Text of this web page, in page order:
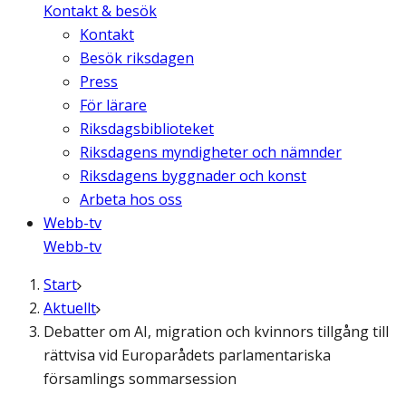
Kontakt & besök
Kontakt
Besök riksdagen
Press
För lärare
Riksdagsbiblioteket
Riksdagens myndigheter och nämnder
Riksdagens byggnader och konst
Arbeta hos oss
Webb-tv
Webb-tv
Start
Aktuellt
Debatter om AI, migration och kvinnors tillgång till
rättvisa vid Europarådets parlamentariska
församlings sommarsession